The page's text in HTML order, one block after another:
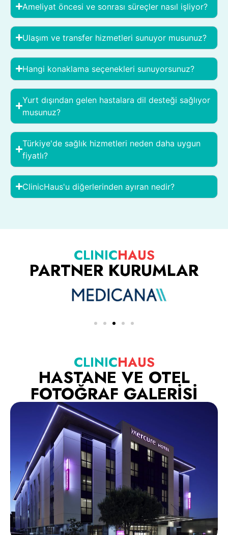
Ameliyat öncesi ve sonrası süreçler nasıl işliyor?
Ulaşım ve transfer hizmetleri sunuyor musunuz?
Hangi konaklama seçenekleri sunuyorsunuz?
Yurt dışından gelen hastalara dil desteği sağlıyor
musunuz?
Türkiye'de sağlık hizmetleri neden daha uygun
fiyatlı?
ClinicHaus'u diğerlerinden ayıran nedir?
CLINICHAUS
PARTNER KURUMLAR
CLINICHAUS
HASTANE VE OTEL
FOTOĞRAF GALERİSİ